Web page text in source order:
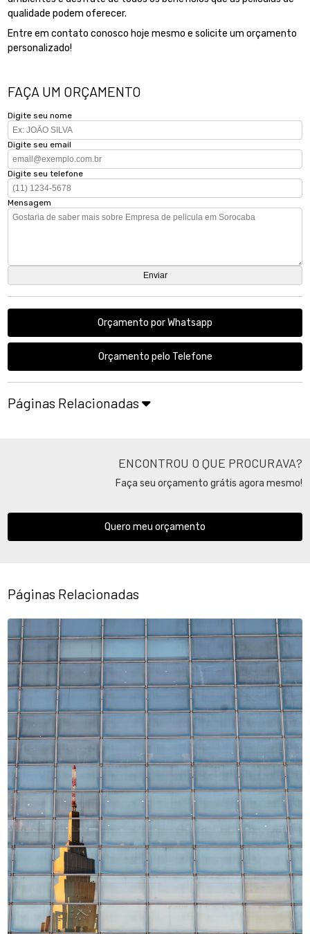
qualidade podem oferecer.
Entre em contato conosco hoje mesmo e solicite um orçamento
personalizado!
FAÇA UM ORÇAMENTO
Digite seu nome
Digite seu email
Digite seu telefone
Mensagem
Orçamento por Whatsapp
Orçamento pelo Telefone
Páginas Relacionadas
ENCONTROU O QUE PROCURAVA?
Faça seu orçamento grátis agora mesmo!
Quero meu orçamento
Páginas Relacionadas